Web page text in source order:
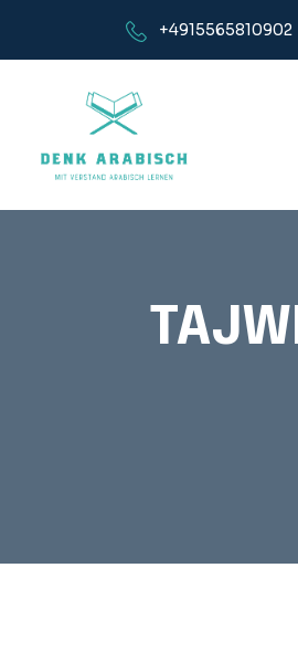
+4915565810902